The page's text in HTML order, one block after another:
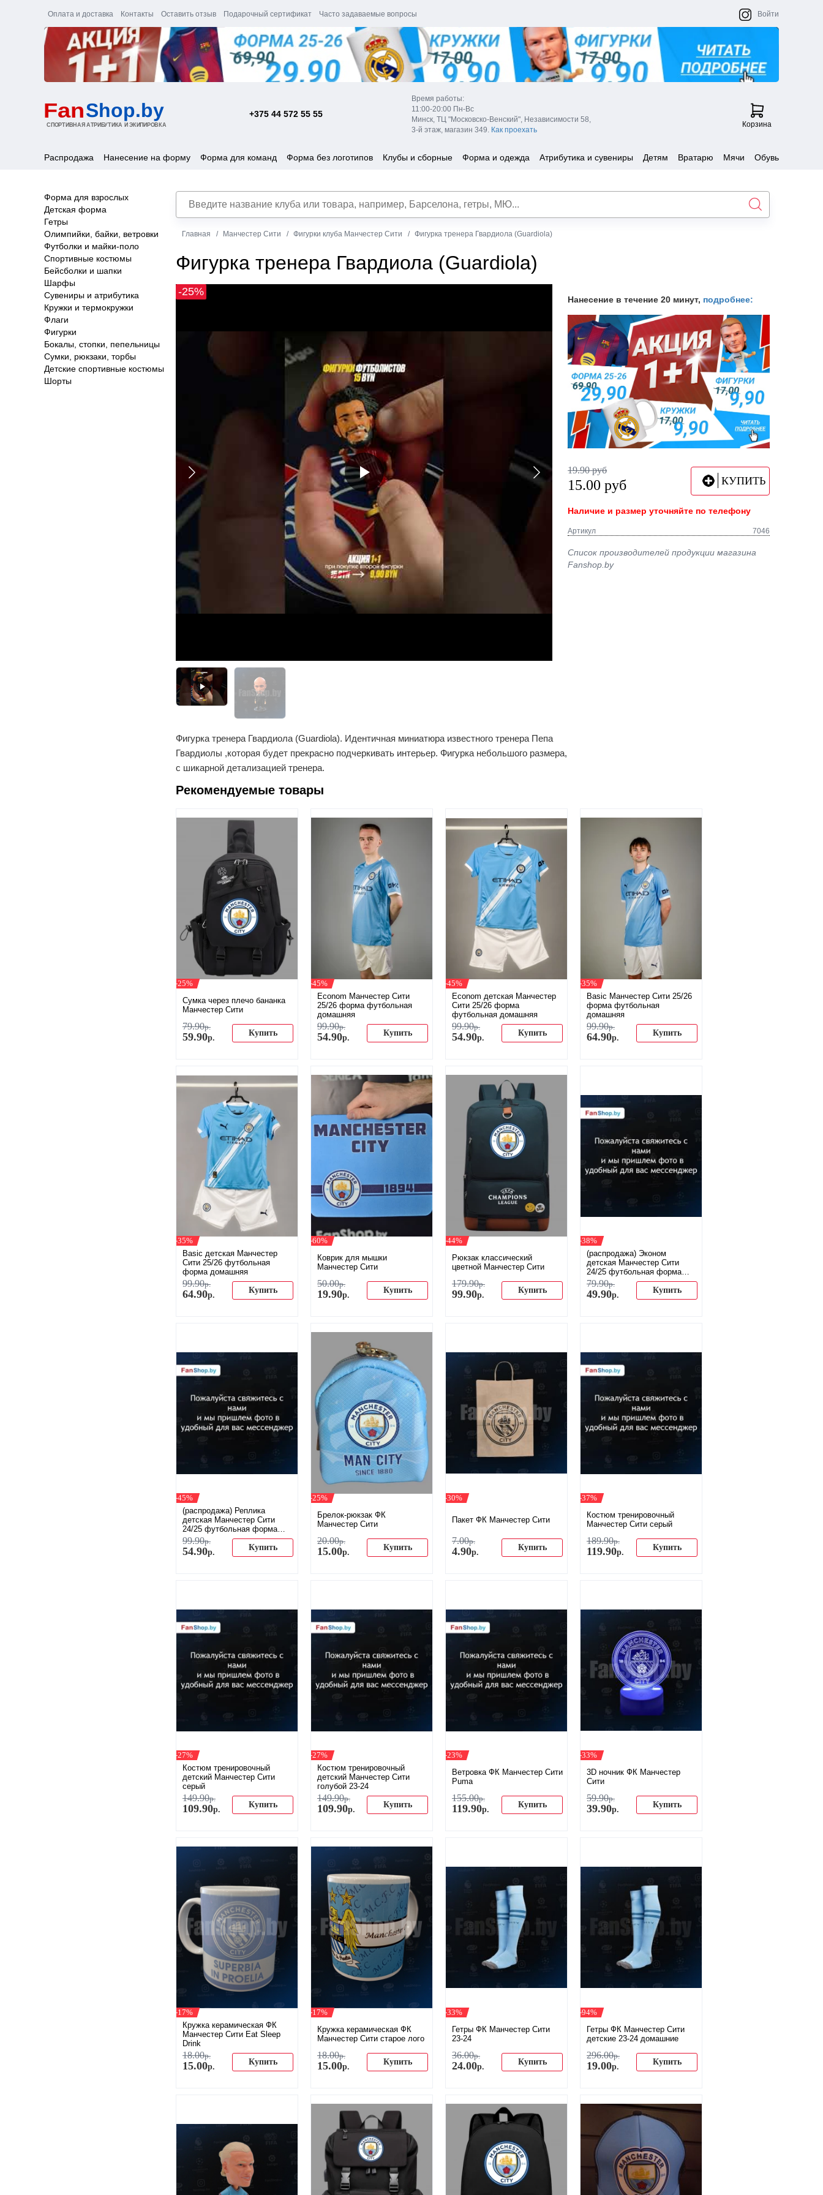
Оплата и доставка Контакты Оставить отзыв Подарочный сертификат Часто задаваемые вопросы Войти
+375 44 572 55 55
Время работы:
11:00-20:00 Пн-Вс
Минск, ТЦ "Московско-Венский", Независимости 58,
3-й этаж, магазин 349. Как проехать
Корзина
Распродажа Нанесение на форму Форма для команд Форма без логотипов Клубы и сборные Форма и одежда Атрибутика и сувениры Детям Вратарю Мячи Обувь
Форма для взрослых
Детская форма
Гетры
Олимпийки, байки, ветровки
Футболки и майки-поло
Спортивные костюмы
Бейсболки и шапки
Шарфы
Сувениры и атрибутика
Кружки и термокружки
Флаги
Фигурки
Бокалы, стопки, пепельницы
Сумки, рюкзаки, торбы
Детские спортивные костюмы
Шорты
Главная Манчестер Сити Фигурки клуба Манчестер Сити Фигурка тренера Гвардиола (Guardiola)
Фигурка тренера Гвардиола (Guardiola)
-25%
Фигурка тренера Гвардиола (Guardiola). Идентичная миниатюра известного тренера Пепа
Гвардиолы ,которая будет прекрасно подчеркивать интерьер. Фигурка небольшого размера,
с шикарной детализацией тренера.
Нанесение в течение 20 минут, подробнее:
19.90 руб
15.00 руб КУПИТЬ
Наличие и размер уточняйте по телефону
Артикул 7046
Список производителей продукции магазина
Fanshop.by
Рекомендуемые товары
-25%
Сумка через плечо бананка
Манчестер Сити
79.90р.
59.90р. Купить
-45%
Econom Манчестер Сити
25/26 форма футбольная
домашняя
99.90р.
54.90р. Купить
-45%
Econom детская Манчестер
Сити 25/26 форма
футбольная домашняя
99.90р.
54.90р. Купить
-35%
Basic Манчестер Сити 25/26
форма футбольная
домашняя
99.90р.
64.90р. Купить
-35%
Basic детская Манчестер
Сити 25/26 футбольная
форма домашняя
99.90р.
64.90р. Купить
-60%
Коврик для мышки
Манчестер Сити
50.00р.
19.90р. Купить
-44%
Рюкзак классический
цветной Манчестер Сити
179.90р.
99.90р. Купить
-38%
(распродажа) Эконом
детская Манчестер Сити
24/25 футбольная форма
домашняя
79.90р.
49.90р. Купить
-45%
(распродажа) Реплика
детская Манчестер Сити
24/25 футбольная форма
домашняя
99.90р.
54.90р. Купить
-25%
Брелок-рюкзак ФК
Манчестер Сити
20.00р.
15.00р. Купить
-30%
Пакет ФК Манчестер Сити
7.00р.
4.90р. Купить
-37%
Костюм тренировочный
Манчестер Сити серый
189.90р.
119.90р. Купить
-27%
Костюм тренировочный
детский Манчестер Сити
серый
149.90р.
109.90р. Купить
-27%
Костюм тренировочный
детский Манчестер Сити
голубой 23-24
149.90р.
109.90р. Купить
-23%
Ветровка ФК Манчестер Сити
Puma
155.00р.
119.90р. Купить
-33%
3D ночник ФК Манчестер
Сити
59.90р.
39.90р. Купить
-17%
Кружка керамическая ФК
Манчестер Сити Eat Sleep
Drink
18.00р.
15.00р. Купить
-17%
Кружка керамическая ФК
Манчестер Сити старое лого
18.00р.
15.00р. Купить
-33%
Гетры ФК Манчестер Сити
23-24
36.00р.
24.00р. Купить
-94%
Гетры ФК Манчестер Сити
детские 23-24 домашние
296.00р.
19.00р. Купить